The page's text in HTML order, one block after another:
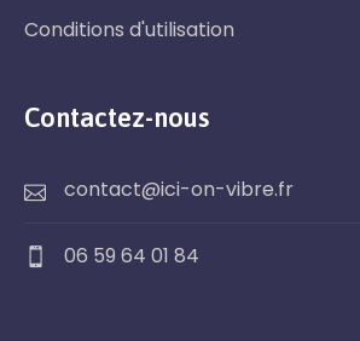
Conditions d'utilisation
Contactez-nous
contact@ici-on-vibre.fr
06 59 64 01 84